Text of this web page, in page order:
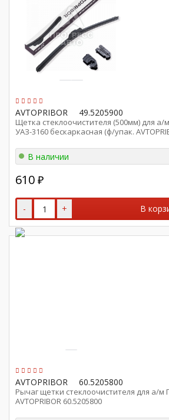
AVTOPRIBOR 49.5205900
Щетка стеклоочистителя (500мм) для а/
УАЗ-3160 бескаркасная (ф/упак.
В наличии
610 ₽
- + В
AVTOPRIBOR 60.5205800
Рычаг щетки стеклоочистителя для а/м
AVTOPRIBOR 60.5205800